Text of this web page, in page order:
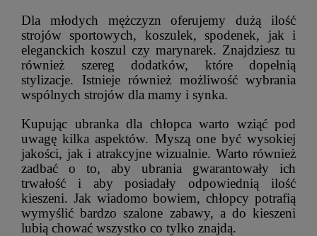
Dla młodych mężczyzn oferujemy dużą ilość
strojów sportowych, koszulek, spodenek, jak i
eleganckich koszul czy marynarek. Znajdziesz tu
również szereg dodatków, które dopełnią
stylizacje. Istnieje również możliwość wybrania
wspólnych strojów dla mamy i synka.
Kupując ubranka dla chłopca warto wziąć pod
uwagę kilka aspektów. Myszą one być wysokiej
jakości, jak i atrakcyjne wizualnie. Warto również
zadbać o to, aby ubrania gwarantowały ich
trwałość i aby posiadały odpowiednią ilość
kieszeni. Jak wiadomo bowiem, chłopcy potrafią
wymyślić bardzo szalone zabawy, a do kieszeni
lubią chować wszystko co tylko znajdą.